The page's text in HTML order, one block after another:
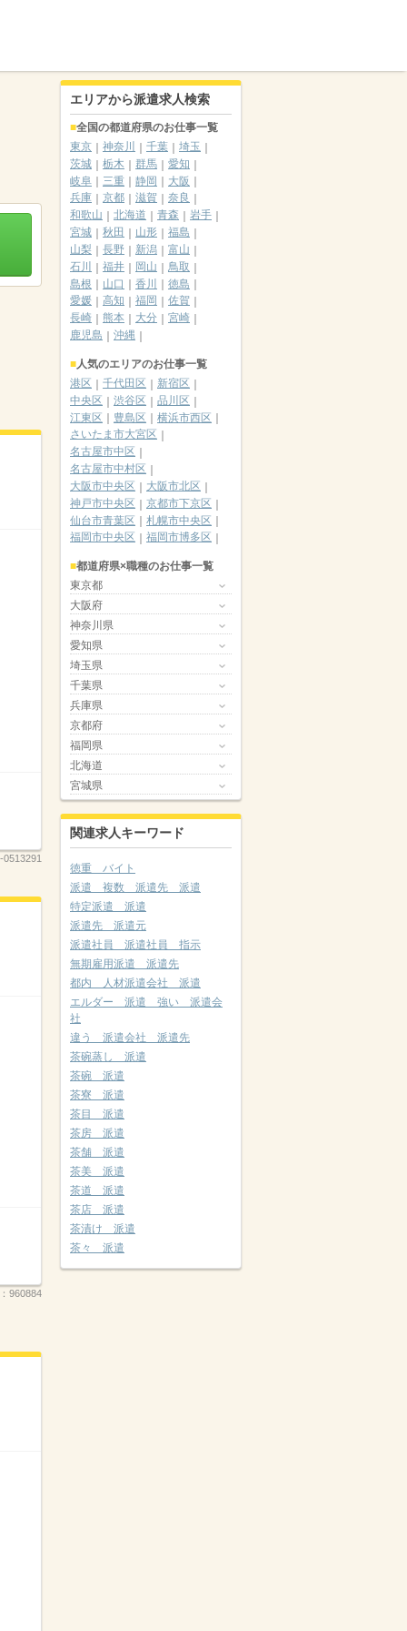
0513291
960884
エリアから派遣求人検索
全国の都道府県のお仕事一覧
東京
神奈川 千葉
埼玉
茨城
栃木 群馬
愛知
岐阜
三重 静岡
大阪
兵庫
京都 滋賀
奈良
和歌山
北海道 青森
岩手
宮城
秋田 山形
福島
山梨
長野 新潟
富山
石川
福井 岡山
鳥取
島根
山口 香川
徳島
愛媛
高知 福岡
佐賀
長崎
熊本 大分
宮崎
鹿児島
沖縄
人気のエリアのお仕事一覧
港区
千代田区
新宿区
中央区
渋谷区
品川区
江東区
豊島区
横浜市西区
さいたま市大宮区
名古屋市中区
名古屋市中村区
大阪市中央区
大阪市北区
神戸市中央区
京都市下京区
仙台市青葉区
札幌市中央区
福岡市中央区
福岡市博多区
都道府県×職種のお仕事一覧
東京都
大阪府
神奈川県
愛知県
埼玉県
千葉県
兵庫県
京都府
福岡県
北海道
宮城県
関連求人キーワード
徳重 バイト
派遣 複数 派遣先 派遣
特定派遣 派遣
派遣先 派遣元
派遣社員 派遣社員 指示
無期雇用派遣 派遣先
都内 人材派遣会社 派遣
エルダー 派遣 強い 派遣会
社
違う 派遣会社 派遣先
茶碗蒸し 派遣
茶碗 派遣
茶寮 派遣
茶目 派遣
茶房 派遣
茶舗 派遣
茶美 派遣
茶道 派遣
茶店 派遣
茶漬け 派遣
茶々 派遣